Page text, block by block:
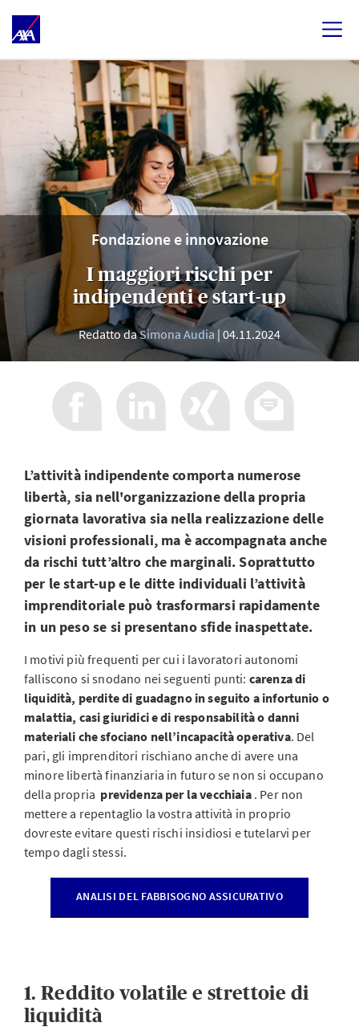
Fondazione e innovazione
I maggiori rischi per
indipendenti e start-up
Redatto daSimona Audia 04.11.2024
L’attività indipendente comporta numerose
libertà, sia nell'organizzazione della propria
giornata lavorativa sia nella realizzazione delle
visioni professionali, ma è accompagnata anche
da rischi tutt’altro che marginali. Soprattutto
per le start-up e le ditte individuali l’attività
imprenditoriale può trasformarsi rapidamente
in un peso se si presentano sfide inaspettate.
I motivi più frequenti per cui i lavoratori autonomi
falliscono si snodano nei seguenti punti: carenza di
liquidità, perdite di guadagno in seguito a infortunio o
malattia, casi giuridici e di responsabilità o danni
materiali che sfociano nell’incapacità operativa. Del
pari, gli imprenditori rischiano anche di avere una
minore libertà finanziaria in futuro se non si occupano
della propria previdenza per la vecchiaia. Per non
mettere a repentaglio la vostra attività in proprio
dovreste evitare questi rischi insidiosi e tutelarvi per
tempo dagli stessi.
ANALISI DEL FABBISOGNO ASSICURATIVO
1. Reddito volatile e strettoie di
liquidità